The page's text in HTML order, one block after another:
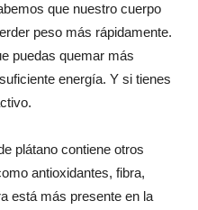
que nuestro cuerpo
peso más rápidamente.
puedas quemar más
energía. Y si tienes
plátano contiene otros
antioxidantes, fibra,
está más presente en la